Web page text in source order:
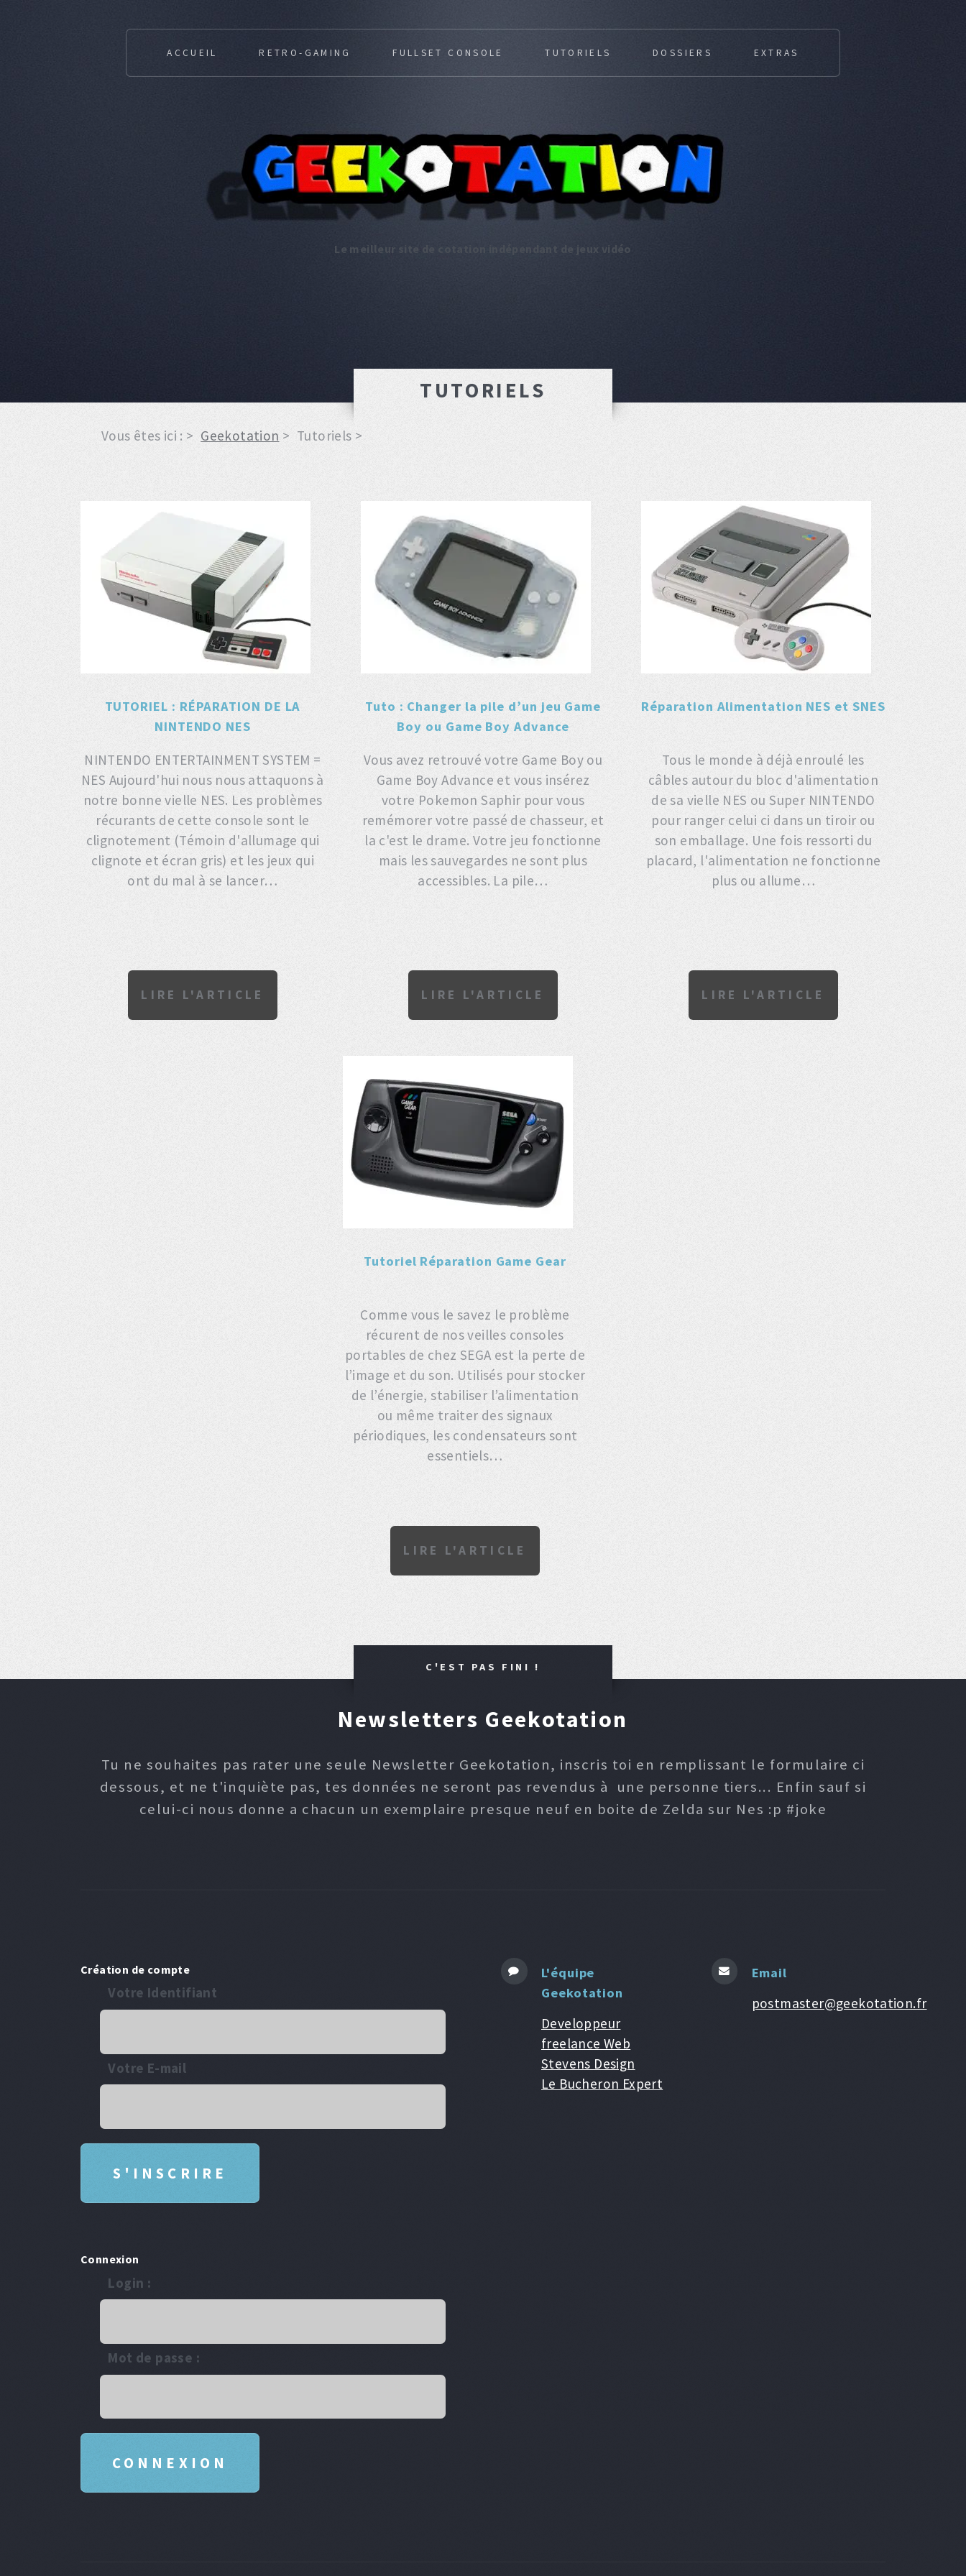
Le meilleur site de cotation indépendant de jeux vidéo
ACCUEIL RETRO-GAMING FULLSET CONSOLE TUTORIELS DOSSIERS EXTRAS
TUTORIELS
Vous êtes ici : Geekotation Tutoriels
TUTORIEL : RÉPARATION DE LA
NINTENDO NES
NINTENDO ENTERTAINMENT SYSTEM =
NES Aujourd'hui nous nous attaquons à
notre bonne vielle NES. Les problèmes
récurants de cette console sont le
clignotement (Témoin d'allumage qui
clignote et écran gris) et les jeux qui
ont du mal à se lancer…
LIRE L'ARTICLE
Tuto : Changer la pile d’un jeu Game
Boy ou Game Boy Advance
Vous avez retrouvé votre Game Boy ou
Game Boy Advance et vous insérez
votre Pokemon Saphir pour vous
remémorer votre passé de chasseur, et
la c'est le drame. Votre jeu fonctionne
mais les sauvegardes ne sont plus
accessibles. La pile…
LIRE L'ARTICLE
Réparation Alimentation NES et SNES
Tous le monde à déjà enroulé les
câbles autour du bloc d'alimentation
de sa vielle NES ou Super NINTENDO
pour ranger celui ci dans un tiroir ou
son emballage. Une fois ressorti du
placard, l'alimentation ne fonctionne
plus ou allume…
LIRE L'ARTICLE
Tutoriel Réparation Game Gear
Comme vous le savez le problème
récurent de nos veilles consoles
portables de chez SEGA est la perte de
l’image et du son. Utilisés pour stocker
de l’énergie, stabiliser l’alimentation
ou même traiter des signaux
périodiques, les condensateurs sont
essentiels…
LIRE L'ARTICLE
C'EST PAS FINI !
Newsletters Geekotation
Tu ne souhaites pas rater une seule Newsletter Geekotation, inscris toi en remplissant le formulaire ci
dessous, et ne t'inquiète pas, tes données ne seront pas revendus à une personne tiers... Enfin sauf si
celui-ci nous donne a chacun un exemplaire presque neuf en boite de Zelda sur Nes :p #joke
Création de compte
Votre Identifiant
Votre E-mail
Connexion
Login :
Mot de passe :
L'équipe
Geekotation
Developpeur
freelance Web
Stevens Design
Le Bucheron Expert
Email
postmaster@geekotation.fr